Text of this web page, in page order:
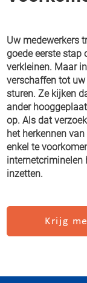
Uw medewerkers
goede eerste stap
verkleinen. Maar
verschaffen tot
sturen. Ze kijken
ander
op. Als dat
het herkennen
enkel te
internetcriminelen
inzetten.
Krijg